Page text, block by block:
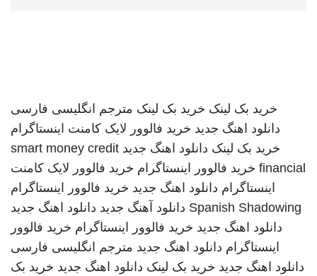
خرید بک لینک خرید بک لینک مترجم انگلیسی فارسی
دانلود اهنگ جدید خرید فالوور لایک کامنت اینستاگرام
خرید بک لینک دانلود اهنگ جدید smart money credit
financial خرید فالوور اینستاگرام خرید فالوور لایک کامنت
اینستاگرام دانلود اهنگ جدید خرید فالوور اینستاگرام
Spanish Shadowing دانلود آهنگ جدید دانلود اهنگ جدید
دانلود اهنگ جدید خرید فالوور اینستاگرام خرید فالوور
اینستاگرام دانلود اهنگ جدید مترجم انگلیسی فارسی
دانلود اهنگ جدید خرید بک لینک دانلود اهنگ جدید خرید بک